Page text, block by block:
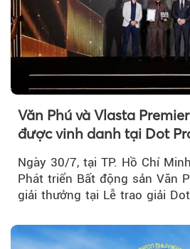
Văn Phú và Vlasta
được vinh danh tại Dot
Ngày 30/7, tại TP. Hồ Chí
Phát triển Bất động sản Văn
giải thưởng tại Lễ trao giải